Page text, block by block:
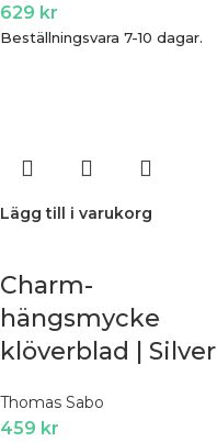
629 kr
Beställningsvara 7-10 dagar.
Lägg till i varukorg
Charm-
hängsmycke
klöverblad | Silver
Thomas Sabo
459 kr